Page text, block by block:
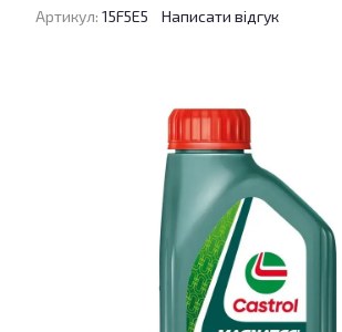
Артикул: 15F5E5 Написати відгук